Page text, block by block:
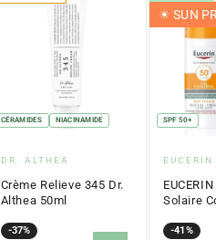
CÉRAMIDES NIACINAMIDE
Fournisseur
:
DR. ALTHEA
Crème Relieve 345 Dr.
Althea 50ml
-37%
Prix
Prix
☀︎ SUN
SPF 50+
:
EUCERIN
Solaire
SPF 50+
-41%
Prix
Prix